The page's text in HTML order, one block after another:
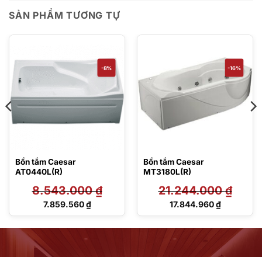
SẢN PHẨM TƯƠNG TỰ
-8%
Bồn tắm Caesar
AT0440L(R)
8.543.000₫
Giá
7.859.560₫
Giá
-16%
Bồn tắm Caesar
MT3180L(R)
21.244.000₫
Giá
21.244.000 ₫.
17.844.960₫
Giá
17.844.960 ₫.